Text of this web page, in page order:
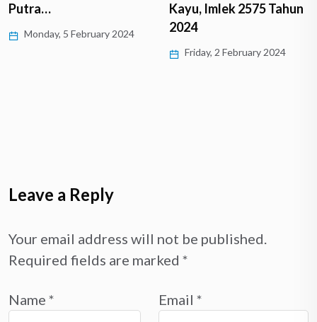
Putra…
Monday, 5 February 2024
Kayu, Imlek 2575 Tahun
2024
Friday, 2 February 2024
Leave a Reply
Your email address will not be published.
Required fields are marked *
Name * Email *